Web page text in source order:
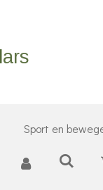
Sport en